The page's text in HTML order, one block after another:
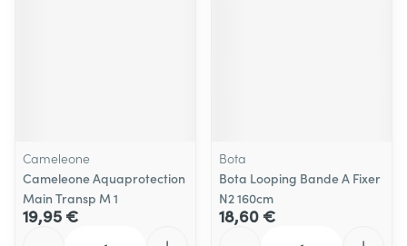
Cameleone
Cameleone Aquaprotection
Main Transp M 1
19,95 €
Bota
Bota Looping Bande A Fixer
N2 160cm
18,60 €